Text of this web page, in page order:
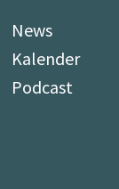
News
Kalender
Podcast